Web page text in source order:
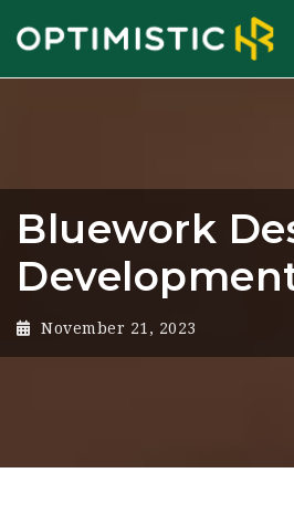
Bluework
November 21, 2023